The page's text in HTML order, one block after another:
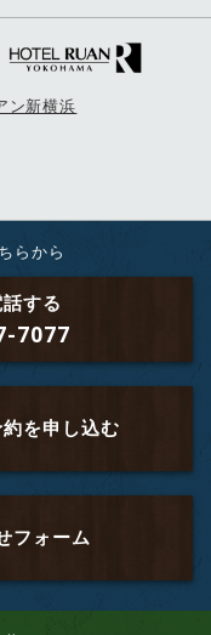
ン新横浜
らから
する
7077
を申し込む
フォーム